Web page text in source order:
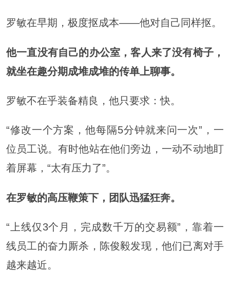
罗敏在早期，极度抠成本——他对自己同样抠。
他一直没有自己的办公室，客人来了没有椅子，
就坐在趣分期成堆成堆的传单上聊事。
罗敏不在乎装备精良，他只要求：快。
“修改一个方案，他每隔5分钟就来问一次”，一
位员工说。有时他站在他们旁边，一动不动地盯
着屏幕，“太有压力了”。
在罗敏的高压鞭策下，团队迅猛狂奔。
“上线仅3个月，完成数千万的交易额”，靠着一
线员工的奋力厮杀，陈俊毅发现，他们已离对手
越来越近。